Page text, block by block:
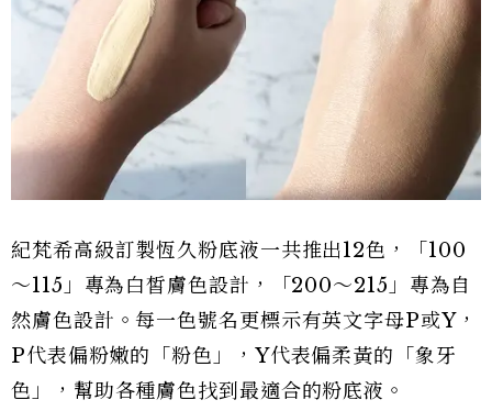
紀梵希高級訂製恆久粉底液一共推出12色，「100
～115」專為白皙膚色設計，「200～215」專為自
然膚色設計。每一色號名更標示有英文字母P或Y，
P代表偏粉嫩的「粉色」，Y代表偏柔黃的「象牙
色」，幫助各種膚色找到最適合的粉底液。